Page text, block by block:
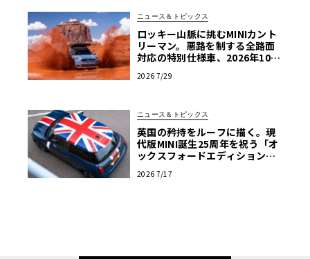
ニュース＆トピックス
ロッキー山脈に挑むMINIカント
リーマン。悪路を制する全路面
対応の特別仕様車、2026年10月
2026 7/29
ニュース＆トピックス
英国の矜持をルーフに描く。現
代版MINI誕生25周年を祝う「オ
ックスフォードエディション」
2026 7/17